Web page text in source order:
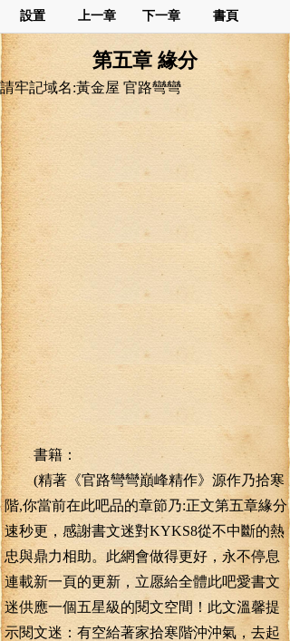
設置 上一章 下一章 書頁
第五章 緣分
請牢記域名:黃金屋 官路彎彎
書籍：
(精著《官路彎彎巔峰精作》源作乃拾寒
階,你當前在此吧品的章節乃:正文第五章緣分
速秒更，感謝書文迷對KYKS8從不中斷的熱
忠與鼎力相助。此網會做得更好，永不停息
連載新一頁的更新，立愿給全體此吧愛書文
迷供應一個五星級的閱文空間！此文溫馨提
示閱文迷：有空給著家拾寒階沖沖氣，去起